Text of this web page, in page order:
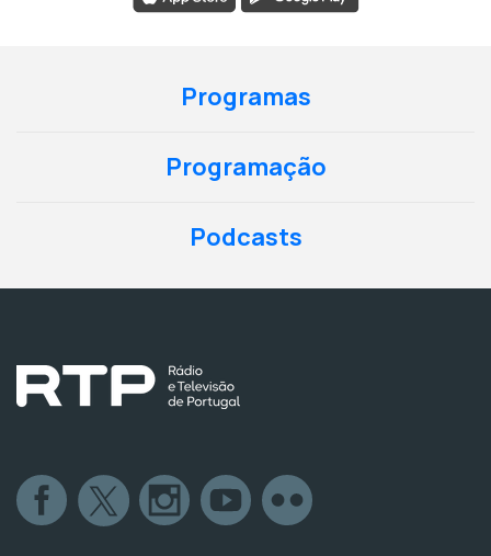
Programas
Programação
Podcasts